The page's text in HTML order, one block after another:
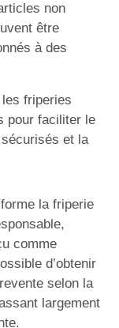
non
être
à des
les friperies
pour faciliter le
et la
la friperie
comme
d’obtenir
selon la
largement